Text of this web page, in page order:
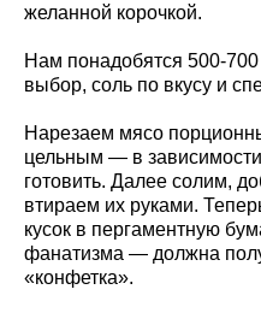
желанной корочкой.
Нам понадобятся 500-
выбор, соль по вкусу и
Нарезаем мясо
цельным — в зависимости
готовить. Далее солим,
втираем их руками.
кусок в пергаментную
фанатизма — должна
«конфетка».